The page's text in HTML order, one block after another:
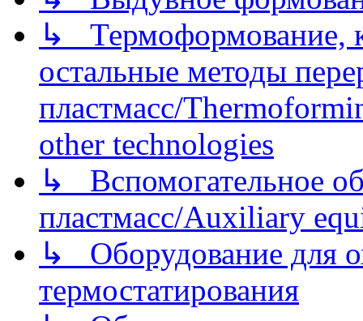
↳ Термоформование,
остальные методы
пластмасс/
other technologies
↳ Вспомогательное
пластмасс/Auxiliary
↳ Оборудование для
термостатирования